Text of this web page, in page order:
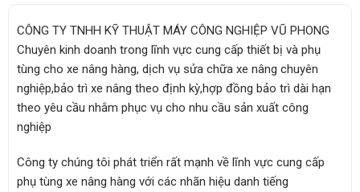
CÔNG TY TNHH KỸ THUẬT MÁY CÔNG NGHIỆP VŨ PHONG
Chuyên kinh doanh trong lĩnh vực cung cấp thiết bị và phụ
tùng cho xe nâng hàng, dịch vụ sửa chữa xe nâng chuyên
nghiệp,bảo trì xe nâng theo định kỳ,hợp đồng bảo trì dài hạn
theo yêu cầu nhằm phục vụ cho nhu cầu sản xuất công
nghiệp
Công ty chúng tôi phát triển rất mạnh về lĩnh vực cung cấp
phụ tùng xe nâng hàng với các nhãn hiệu danh tiếng